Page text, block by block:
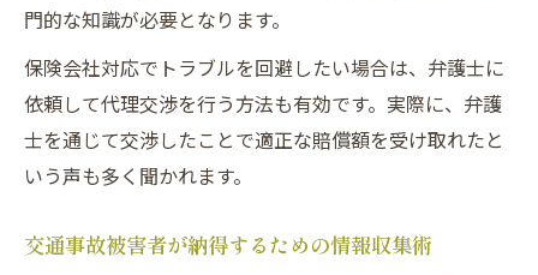
門的な知識が必要となります。
保険会社対応でトラブルを回避したい場合は、弁護士に
依頼して代理交渉を行う方法も有効です。実際に、弁護
士を通じて交渉したことで適正な賠償額を受け取れたと
いう声も多く聞かれます。
交通事故被害者が納得するための情報収集術